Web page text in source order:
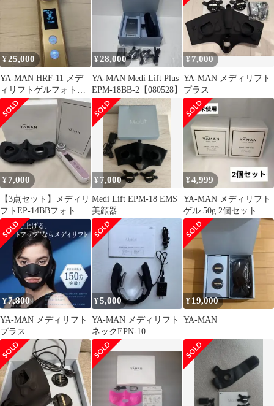
¥25,000
YA-MAN HRF-11 メデ
ィリフトゲルフォトプ
ラスハイパー
¥28,000
YA-MAN Medi Lift Plus
EPM-18BB-2【080528】
¥7,000
YA-MAN メディリフト
プラス
¥ 7,000
【3点セット】メディリ
フトEP-14BBフォトプ
ラスRF booster pad
¥ 7,000
Medi Lift EPM-18 EMS
美顔器
¥4,999
YA-MAN メディリフト
ゲル 50g 2個セット
¥7,800
YA-MAN メディリフト
プラス
¥5,000
YA-MAN メディリフト
ネックEPN-10
¥19,000
YA-MAN